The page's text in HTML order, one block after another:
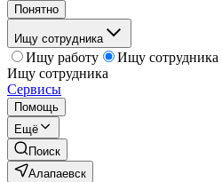
Понятно
Ищу сотрудника
Ищу работу
Ищу сотрудника
Ищу сотрудника
Сервисы
Помощь
Ещё
Поиск
Алапаевск